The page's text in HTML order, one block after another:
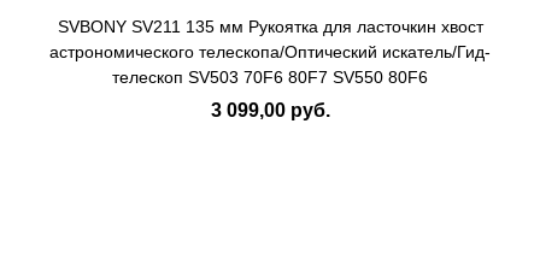
SVBONY SV211 135 мм Рукоятка для ласточкин хвост
астрономического телескопа/Оптический искатель/Гид-
телескоп SV503 70F6 80F7 SV550 80F6
3 099,00 руб.